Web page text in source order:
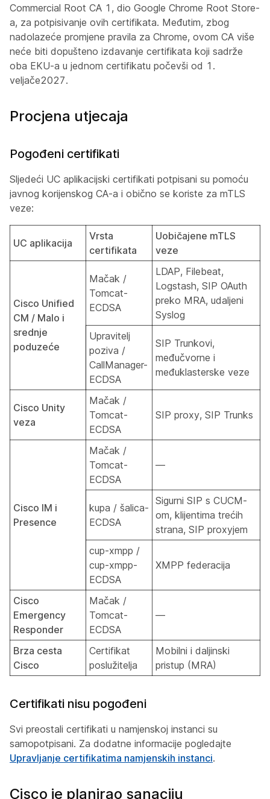
Commercial Root CA 1, dio Google Chrome Root Store-
a, za potpisivanje ovih certifikata. Međutim, zbog
nadolazeće promjene pravila za Chrome, ovom CA više
neće biti dopušteno izdavanje certifikata koji sadrže
oba EKU-a u jednom certifikatu počevši od 1.
veljače2027.
Procjena utjecaja
Pogođeni certifikati
Sljedeći UC aplikacijski certifikati potpisani su pomoću
javnog korijenskog CA-a i obično se koriste za mTLS
veze:
UC aplikacija
Vrsta
certifikata
Uobičajene mTLS
veze
Cisco Unified
CM / Malo i
srednje
poduzeće
Mačak /
Tomcat-
ECDSA
LDAP, Filebeat,
Logstash, SIP OAuth
preko MRA, udaljeni
Syslog
Upravitelj
poziva /
CallManager-
ECDSA
SIP Trunkovi,
međučvorne i
međuklasterske veze
Cisco Unity
veza
Mačak /
Tomcat-
ECDSA
SIP proxy, SIP Trunks
Cisco IM i
Presence
Mačak /
Tomcat-
ECDSA
—
kupa / šalica-
ECDSA
Sigurni SIP s CUCM-
om, klijentima trećih
strana, SIP proxyjem
cup-xmpp /
cup-xmpp-
ECDSA
XMPP federacija
Cisco
Emergency
Responder
Mačak /
Tomcat-
ECDSA
—
Brza cesta
Cisco
Certifikat
poslužitelja
Mobilni i daljinski
pristup (MRA)
Certifikati nisu pogođeni
Svi preostali certifikati u namjenskoj instanci su
samopotpisani. Za dodatne informacije pogledajte
Upravljanje certifikatima namjenskih instanci.
Cisco je planirao sanaciju